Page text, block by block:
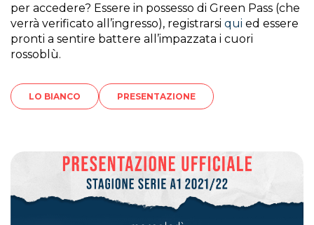
per accedere? Essere in possesso di Green Pass (che
verrà verificato all’ingresso), registrarsi qui ed essere
pronti a sentire battere all’impazzata i cuori
rossoblù.
LO BIANCO PRESENTAZIONE